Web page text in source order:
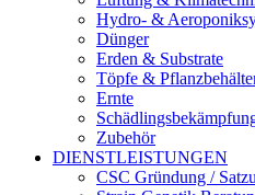
Hydro- &
Dünger
Erden & Substrate
Töpfe &
Ernte
Zubehör
DIENSTLEISTUNGEN
CSC Gründung /